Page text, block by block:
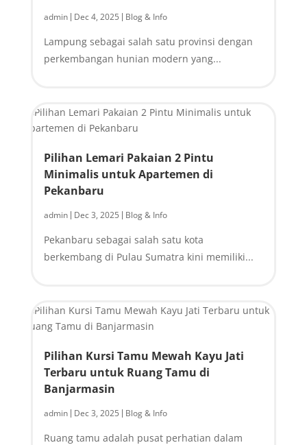
admin Dec 4, 2025 Blog & Info
Lampung sebagai salah satu provinsi dengan
perkembangan hunian modern yang...
Pilihan Lemari Pakaian 2 Pintu
Minimalis untuk Apartemen di
Pekanbaru
admin Dec 3, 2025 Blog & Info
Pekanbaru sebagai salah satu kota
berkembang di Pulau Sumatra kini memiliki...
Pilihan Kursi Tamu Mewah Kayu Jati
Terbaru untuk Ruang Tamu di
Banjarmasin
admin Dec 3, 2025 Blog & Info
Ruang tamu adalah pusat perhatian dalam